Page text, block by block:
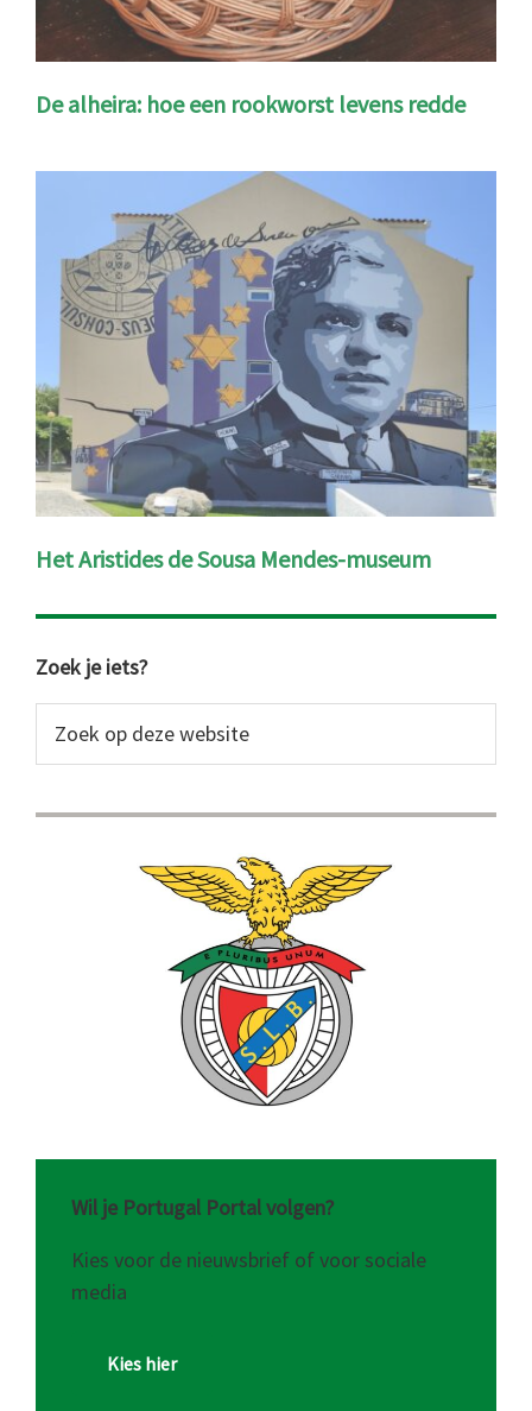
De alheira: hoe een rookworst levens redde
Het Aristides de Sousa Mendes-museum
Primaire
Sidebar
Zoek je iets?
op
website
Wil je Portugal Portal volgen?
Kies voor de nieuwsbrief of voor sociale
media
Kies hier